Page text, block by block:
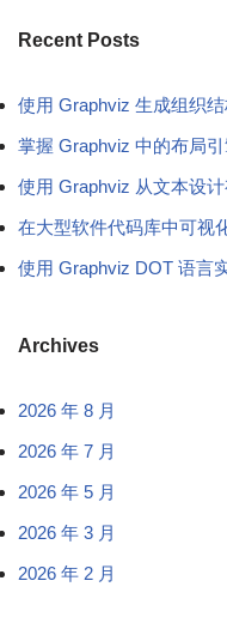
Recent Posts
使用 Graphviz 生成组织结
掌握 Graphviz 中的布局
使用 Graphviz 从文本设计
在大型软件代码库中可视
使用 Graphviz DOT 语言
Archives
2026 年 8 月
2026 年 7 月
2026 年 5 月
2026 年 3 月
2026 年 2 月